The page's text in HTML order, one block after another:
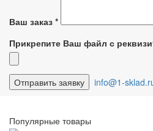
Ваш заказ *
Прикрепите Ваш файл с
info@1-
Популярные товары